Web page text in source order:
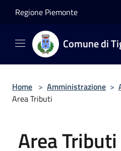
Regione Piemonte
Comune di
Home > Amministrazione >
Area Tributi
Area Tributi